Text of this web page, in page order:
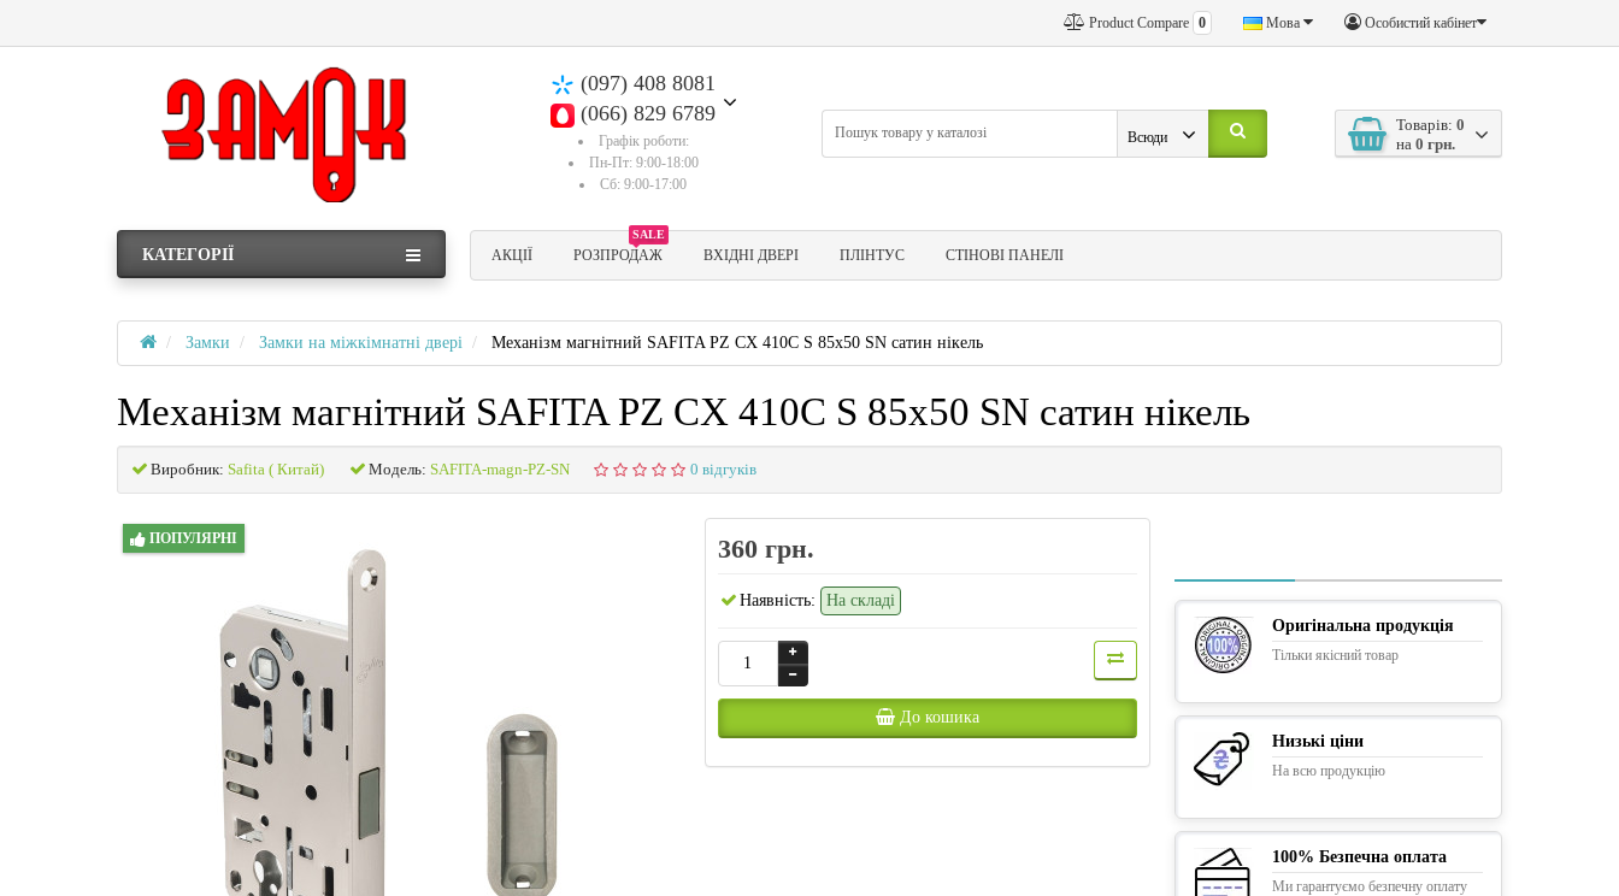
Особистий кабінет
Мова
Product Compare 0
(097) 408 8081
(066) 829 6789
Графік роботи:
Пн-Пт: 9:00-18:00
Сб: 9:00-17:00
Товарів: 0
на 0 грн.
Всюди
КАТЕГОРІЇ АКЦІЇ
SALE
РОЗПРОДАЖ ВХІДНІ ДВЕРІ ПЛІНТУС СТІНОВІ ПАНЕЛІ
Замки Замки на міжкімнатні двері Механізм магнітний SAFITA PZ CX 410C S 85x50 SN сатин нікель
Механізм магнітний SAFITA PZ CX 410C S 85x50 SN сатин нікель
Виробник: Safita ( Китай) Модель: SAFITA-magn-PZ-SN 0 відгуків
ПОПУЛЯРНІ 360 грн.
Наявність: На складі
До кошика
Оригінальна продукція
Тільки якісний товар
Низькі ціни
На всю продукцію
100% Безпечна оплата
Ми гарантуємо безпечну оплату